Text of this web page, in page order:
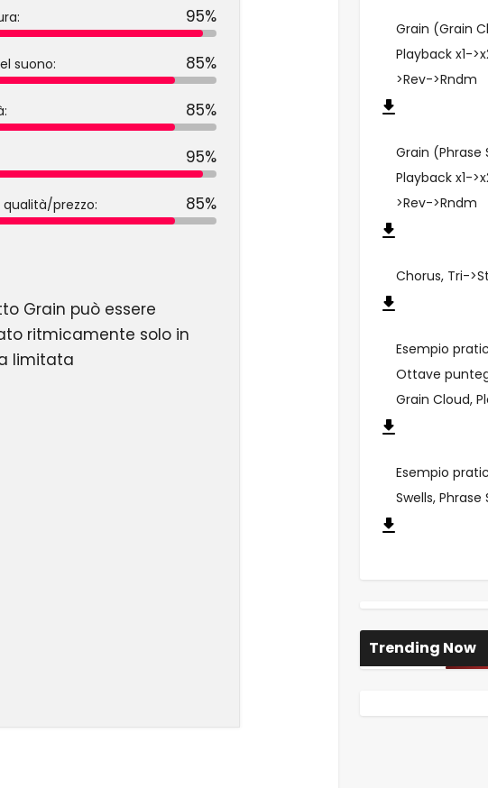
95%
suono: 85%
85%
95%
qualità/prezzo: 85%
Grain può essere
ritmicamente solo in
limitata
Grain (Grain
Playback x1-
>Rev->Rndm
Grain (Phrase
Playback x1-
>Rev->Rndm
Chorus, Tri-
Esempio
Ottave
Grain Cloud,
Esempio
Swells, Phrase
Trending Now